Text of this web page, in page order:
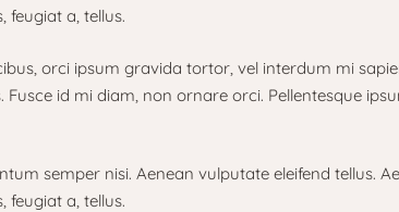
feugiat a, tellus.
orci ipsum gravida tortor, vel interdum mi
id mi diam, non ornare orci. Pellentesque
semper nisi. Aenean vulputate eleifend tellus.
feugiat a, tellus.